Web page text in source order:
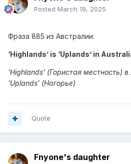
Posted March 19, 2025
Фраза 885 из Австралии:
‘Highlands’ is ‘Uplands’ in
‘Highlands’ (Гористая местность)
‘Uplands’ (Нагорье)
Quote
Fnyone's daughter